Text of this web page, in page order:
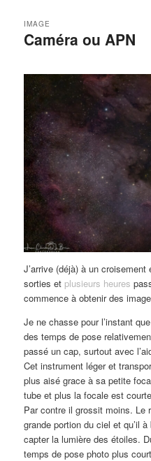
Caméra ou APN
IMAGE
J’arrive (déjà) à un
sorties et plusieurs heures
commence à obtenir des
Je ne chasse pour l’instant
des temps de pose
passé un cap, surtout avec
Cet instrument léger et
plus aisé grace à sa petite
tube et plus la focale est
Par contre il grossit moins. Le
grande portion du ciel et qu’il
capter la lumière des étoiles.
temps de pose photo plus